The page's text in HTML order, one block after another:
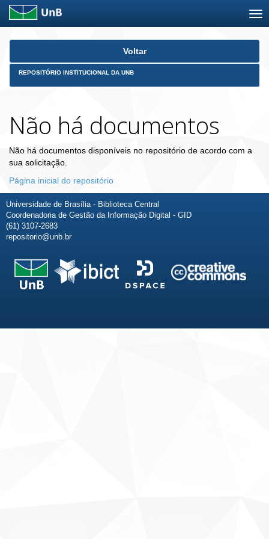
Skip
Voltar
REPOSITÓRIO INSTITUCIONAL DA UNB
Não há documentos
Não há documentos disponíveis no repositório de acordo com a
sua solicitação.
Página inicial do repositório
Universidade de Brasília - Biblioteca Central
Coordenadoria de Gestão da Informação Digital - GID
(61) 3107-2683
repositorio@unb.br